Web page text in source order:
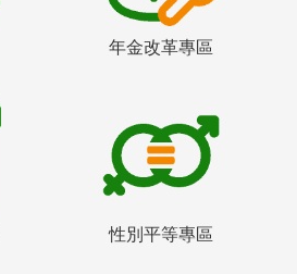
年金改革專區
性別平等專區